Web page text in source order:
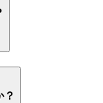
？